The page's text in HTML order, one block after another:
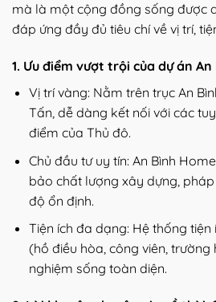
mà là một cộng đồng sống được
đáp ứng đầy đủ tiêu chí về vị trí,
1. Ưu điểm vượt trội của dự án
Vị trí vàng: Nằm trên trục An
Tấn, dễ dàng kết nối với các
điểm của Thủ đô.
Chủ đầu tư uy tín: An Bình
bảo chất lượng xây dựng,
độ ổn định.
Tiện ích đa dạng: Hệ thống
(hồ điều hòa, công viên,
nghiệm sống toàn diện.